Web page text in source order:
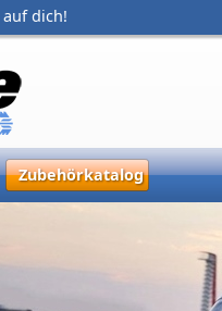
auf dich!
Zubehörkatalog